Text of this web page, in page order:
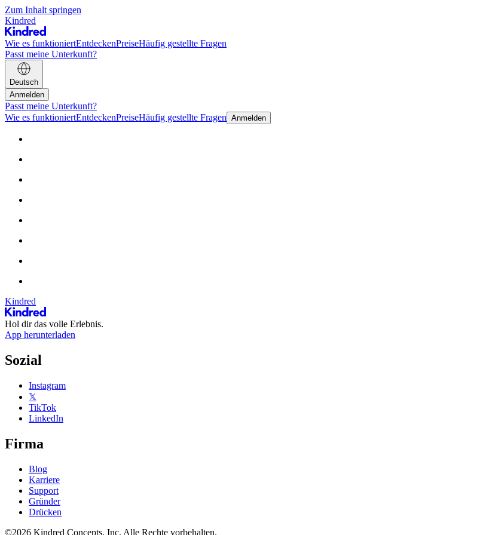
Zum Inhalt springen
Kindred
Wie es funktioniertEntdeckenPreiseHäufig gestellte Fragen
Passt meine Unterkunft?
Deutsch
Anmelden
Passt meine Unterkunft?
Wie es funktioniertEntdeckenPreiseHäufig gestellte Fragen Anmelden
Kindred
Hol dir das volle Erlebnis.
App herunterladen
Sozial
Instagram
𝕏
TikTok
LinkedIn
Firma
Blog
Karriere
Support
Gründer
Drücken
©2026 Kindred Concepts, Inc. Alle Rechte vorbehalten.